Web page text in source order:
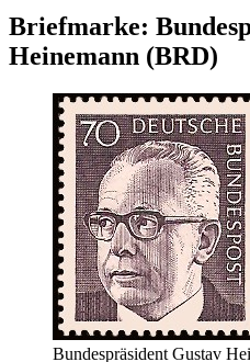
Briefmarke:
Heinemann (BRD)
Bundespräsident Gustav